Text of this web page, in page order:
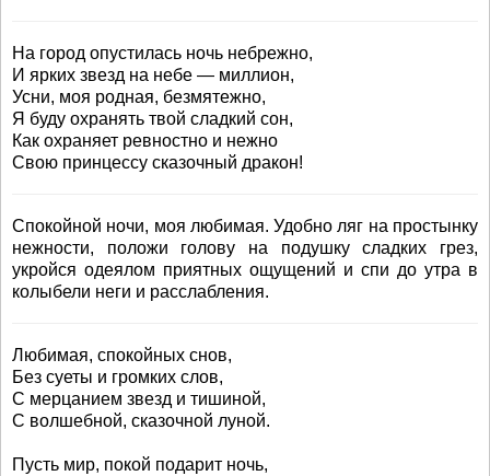
На город опустилась ночь небрежно,
И ярких звезд на небе — миллион,
Усни, моя родная, безмятежно,
Я буду охранять твой сладкий сон,
Как охраняет ревностно и нежно
Свою принцессу сказочный дракон!
Спокойной ночи, моя любимая. Удобно ляг на простынку
нежности, положи голову на подушку сладких грез,
укройся одеялом приятных ощущений и спи до утра в
колыбели неги и расслабления.
Любимая, спокойных снов,
Без суеты и громких слов,
С мерцанием звезд и тишиной,
С волшебной, сказочной луной.
Пусть мир, покой подарит ночь,